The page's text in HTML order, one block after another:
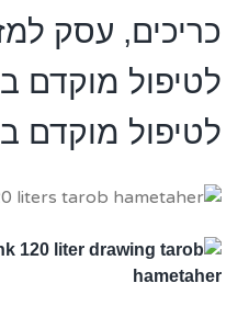
כריכים, עסק
לטיפול מוקדם
לטיפול מוקדם